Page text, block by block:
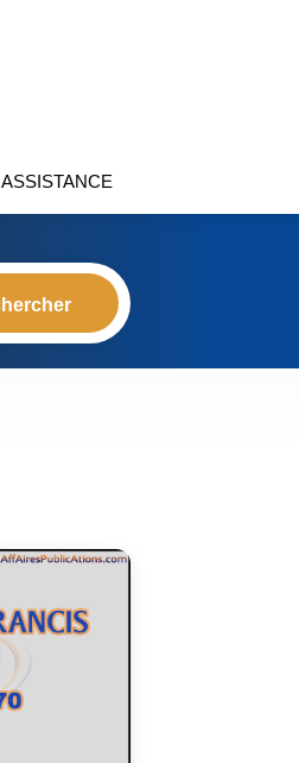
ASSISTANCE